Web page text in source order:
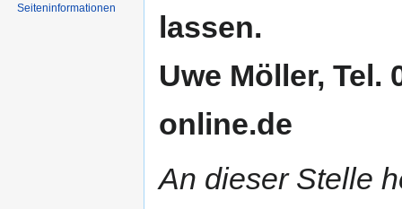
lassen.
Uwe Möller, Tel.
online.de
An dieser Stelle
Seiten­informationen